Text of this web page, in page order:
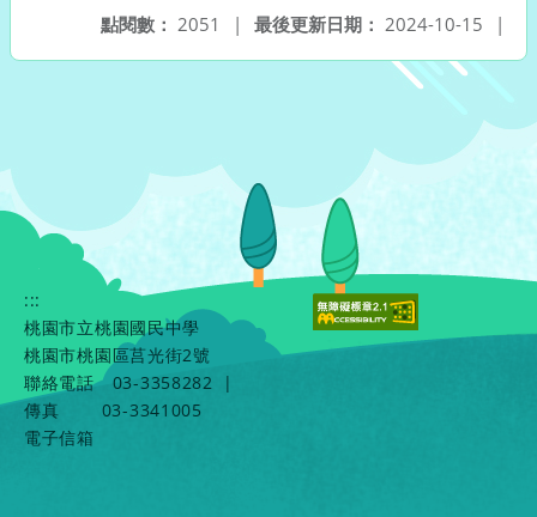
最後更新日期： 2024-10-15 |
點閱數： 2051 |
:::
桃園市立桃園國民中學
桃園市桃園區莒光街2號
聯絡電話
03-3358282
|
傳真
03-3341005
電子信箱